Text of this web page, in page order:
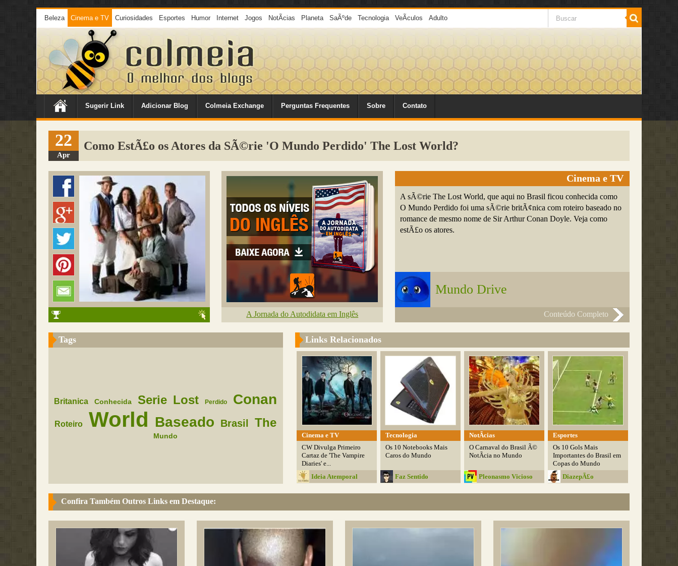
Beleza Cinema e TV Curiosidades Esportes Humor Internet Jogos NotÃ­cias Planeta SaÃºde Tecnologia VeÃ­culos Adulto
Sugerir Link Adicionar Blog Colmeia Exchange Perguntas Frequentes Sobre Contato
22
Apr
Como EstÃ£o os Atores da SÃ©rie 'O Mundo Perdido' The Lost World?
A Jornada do Autodidata em Inglês
Cinema e TV
A sÃ©rie The Lost World, que aqui no Brasil ficou conhecida como
O Mundo Perdido foi uma sÃ©rie britÃ¢nica com roteiro baseado no
romance de mesmo nome de Sir Arthur Conan Doyle. Veja como
estÃ£o os atores.
Mundo Drive
Conteúdo Completo
Tags
Britanica Conhecida Serie Lost Perdido Conan
Roteiro World Baseado Brasil The
Mundo
Links Relacionados
Cinema e TV
CW Divulga Primeiro
Cartaz de 'The Vampire
Diaries' e...
Ideia Atemporal
Tecnologia
Os 10 Notebooks Mais
Caros do Mundo
Faz Sentido
NotÃ­cias
O Carnaval do Brasil Ã©
NotÃ­cia no Mundo
Pleonasmo Vicioso
Esportes
Os 10 Gols Mais
Importantes do Brasil em
Copas do Mundo
DiazepÃ£o
Confira Também Outros Links em Destaque: